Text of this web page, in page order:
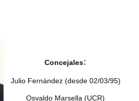
Concejales:
Julio Fernández (desde 02/03/95)
Osvaldo Marsella (UCR)